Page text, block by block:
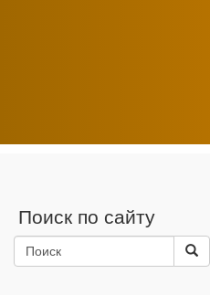
Поиск по сайту